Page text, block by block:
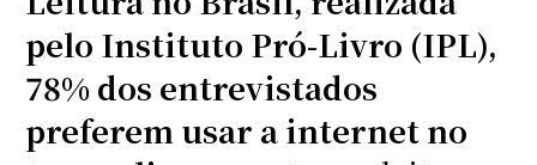
pelo Instituto Pró-Livro (IPL),
78% dos entrevistados
preferem usar a internet no